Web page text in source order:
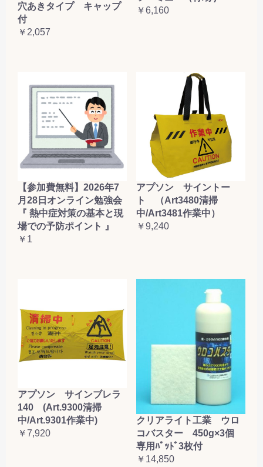
穴あきタイプ キャップ
付
￥2,057
￥6,160
【参加費無料】2026年7
月28日オンライン勉強会
『 熱中症対策の基本と現
場での予防ポイント 』
￥1
アプソン サイントー
ト （Art3480清掃
中/Art3481作業中）
￥9,240
アプソン サインブレラ
140 (Art.9300清掃
中/Art.9301作業中)
￥7,920
クリアライト工業 ウロ
コバスター 450g×3個
専用ﾊﾟｯﾄﾞ3枚付
￥14,850